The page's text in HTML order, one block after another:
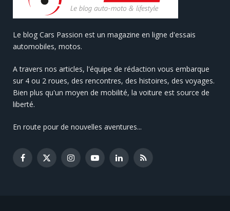
Le blog Cars Passion est un magazine en ligne d'essais
automobiles, motos.
A travers nos articles, l'équipe de rédaction vous embarque
sur 4 ou 2 roues, des rencontres, des histoires, des voyages.
Bien plus qu'un moyen de mobilité, la voiture est source de
liberté.
En route pour de nouvelles aventures...
Facebook
X
InstagramYouTubeLinkedInRSS